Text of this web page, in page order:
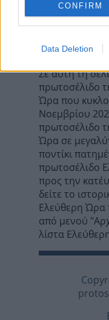
CONFIRM
Data Deletion
Τα σχόλια
Σε αυτή τη
πρωτοσέλιδο
Ώρα που
Νοεμβρίου
πρωτοσέλιδο
Ώρα σε
ποντίκι
πρωτοσέλιδο
προς την
δείτε το
Ελεύθερη Ώρα
από μενού
λίστα